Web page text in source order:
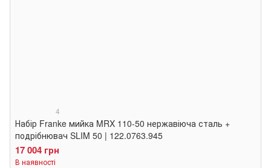
4
Набір Franke мийка MRX 110-50 нержавіюча сталь +
подрібнювач SLIM 50 | 122.0763.945
17 004 грн
В наявності